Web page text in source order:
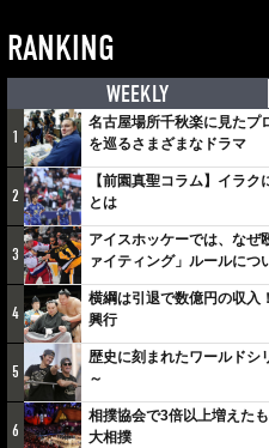
RANKING
WEEKLY
1
名古屋場所千秋楽に見たプ
を巡るさまざまなドラマ
2
【前園真聖コラム】イラ
とは
3
アイスホッケーでは、な
ァイティング」ルールにつ
4
横綱は引退で数億円の収入
興行
5
歴史に刻まれたワールドシ
～
6
相撲協会で3倍以上増えた
大相撲